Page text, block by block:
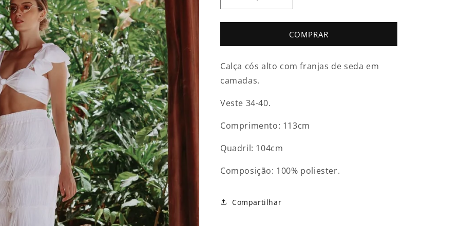
a
quantidade
Calça
Franjas
Branca
a
quantidade
de
Calça
Franjas
COMPRAR
Calça cós alto com franjas de seda em
camadas.
Veste 34-40.
Comprimento: 113cm
Quadril: 104cm
Composição: 100% poliester.
Compartilhar